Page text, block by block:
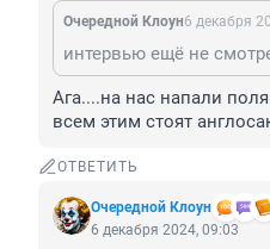
Очередной Клоун6 декабря
Ага....на нас напали
всем этим стоят
ОТВЕТИТЬ
Очередной Клоун
6 декабря 2024, 09:03